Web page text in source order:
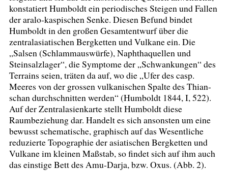
konstatiert Humboldt ein periodisches Steigen und Fallen
der aralo-kaspischen Senke. Diesen Befund bindet
Humboldt in den großen Gesamtentwurf über die
zentralasiatischen Bergketten und Vulkane ein. Die
„Salsen (Schlammauswürfe), Naphthaquellen und
Steinsalzlager“, die Symptome der „Schwankungen“ des
Terrains seien, träten da auf, wo die „Ufer des casp.
Meeres von der grossen vulkanischen Spalte des Thian-
schan durchschnitten werden“ (Humboldt 1844, I, 522).
Auf der Zentralasienkarte stellt Humboldt diese
Raumbeziehung dar. Handelt es sich ansonsten um eine
bewusst schematische, graphisch auf das Wesentliche
reduzierte Topographie der asiatischen Bergketten und
Vulkane im kleinen Maßstab, so findet sich auf ihm auch
das einstige Bett des Amu-Darja, bzw. Oxus. (Abb. 2).